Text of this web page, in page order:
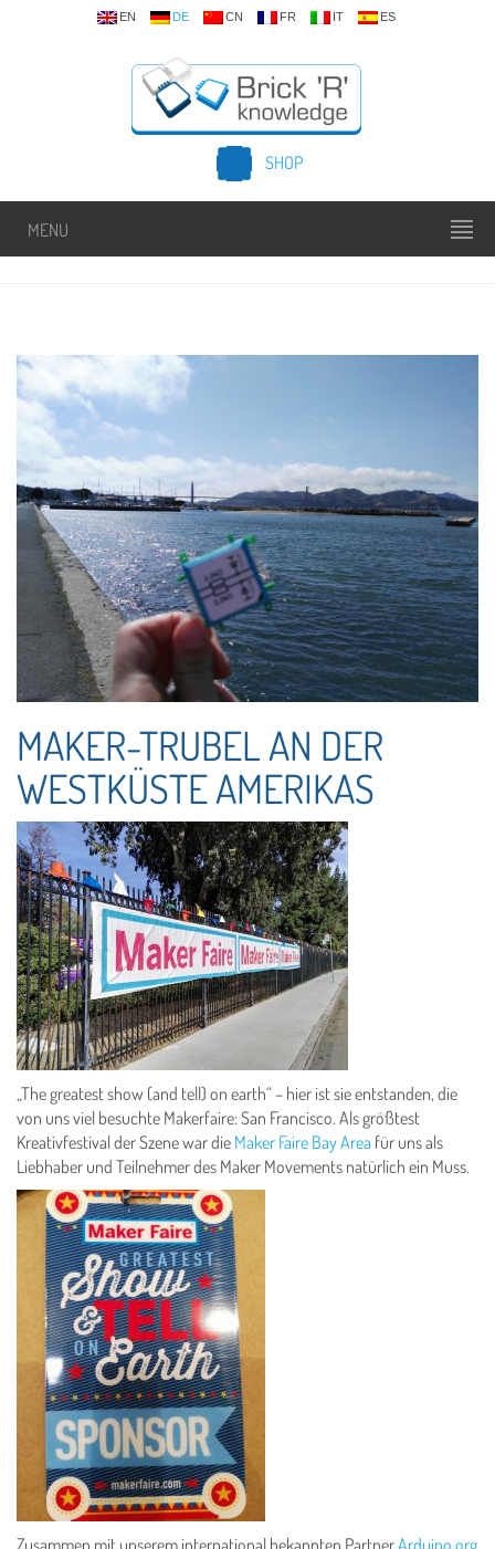
EN DE CN FR IT ES
SHOP
MENU
MAKER-TRUBEL AN DER
WESTKÜSTE AMERIKAS
„The greatest show (and tell) on earth“ – hier ist sie entstanden, die
von uns viel besuchte Makerfaire: San Francisco. Als größtest
Kreativfestival der Szene war die Maker Faire Bay Area für uns als
Liebhaber und Teilnehmer des Maker Movements natürlich ein Muss.
Zusammen mit unserem international bekannten PartnerArduino.org